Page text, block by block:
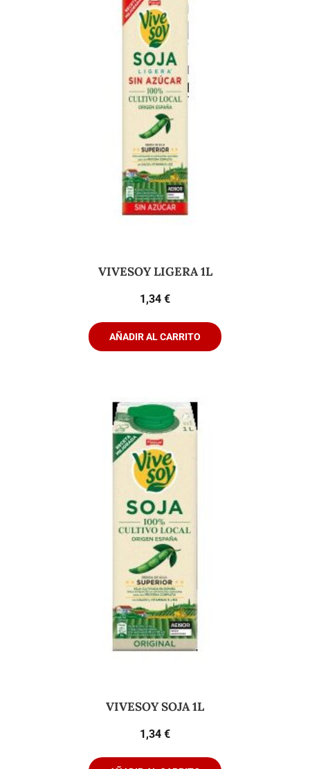
VIVESOY LIGERA 1L
1,34 €
AÑADIR AL CARRITO
VIVESOY SOJA 1L
1,34 €